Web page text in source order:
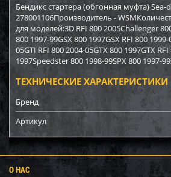
Бендикс стартера (обгонная муфта) Sea-
278001106Производитель -
для моделей:3D RFI 800 2005Challenger
800 1997-99GSX 800 1997GSX RFI 800
05GTI RFI 800 2004-05GTX 800 1997GTX
1997Speedster 800 1998-99SPX 800 1997-
ТЕХНИЧЕСКИЕ ХАРАКТЕРИСТИКИ
Бренд
Артикул
О НАС